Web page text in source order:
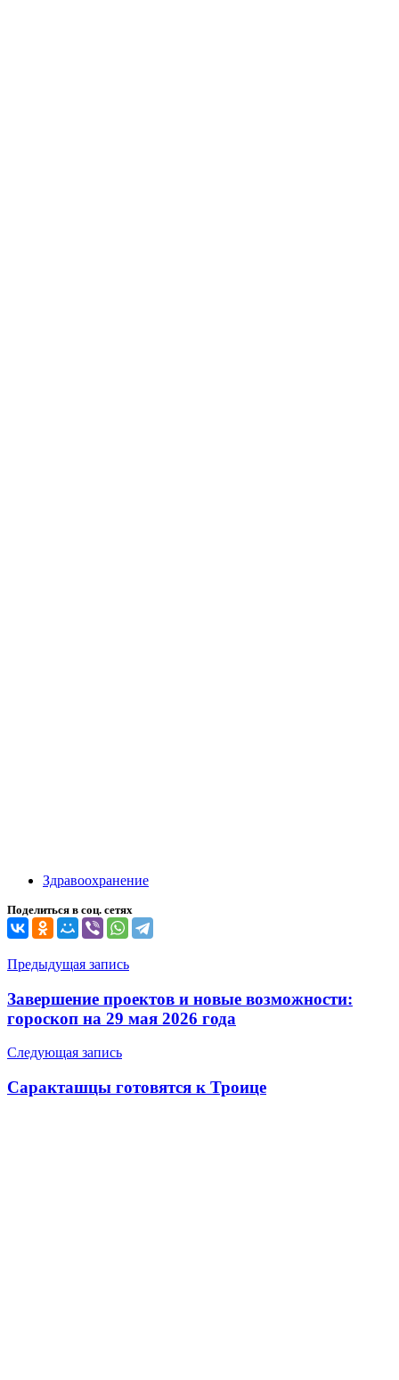
Здравоохранение
Поделиться в соц. сетях
Навигация
по
записям
Предыдущая запись
Завершение проектов и новые возможности:
гороскоп на 29 мая 2026 года
Следующая запись
Саракташцы готовятся к Троице